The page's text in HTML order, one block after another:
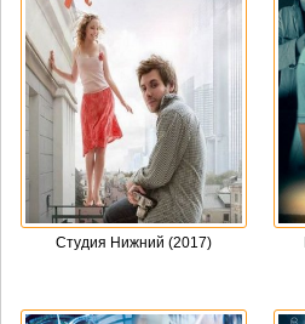
Студия Нижний (2017)